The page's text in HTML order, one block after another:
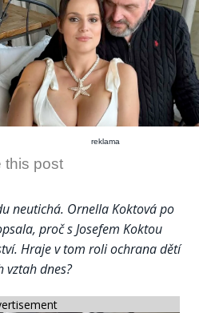
reklama
this post
neutichá. Ornella Koktová po
proč s Josefem Koktou
Hraje v tom roli ochrana dětí
vztah dnes?